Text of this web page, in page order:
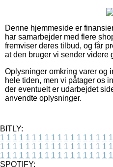
Denne hjemmeside er
har samarbejder med flere
fremviser deres tilbud, og får
at den bruger vi sender videre
Oplysninger omkring varer og
hele tiden, men vi påtager os
der eventuelt er udarbejdet
anvendte oplysninger.
BITLY:
1 1 1 1 1 1 1 1 1 1 1 1 1 1 1 1 1 1
1 1 1 1 1 1 1 1 1 1 1 1 1 1 1 1 1 1
1 1 1 1 1 1 1 1 1 1 1 1 1 1 1 1 1 1
SPOTIFY: